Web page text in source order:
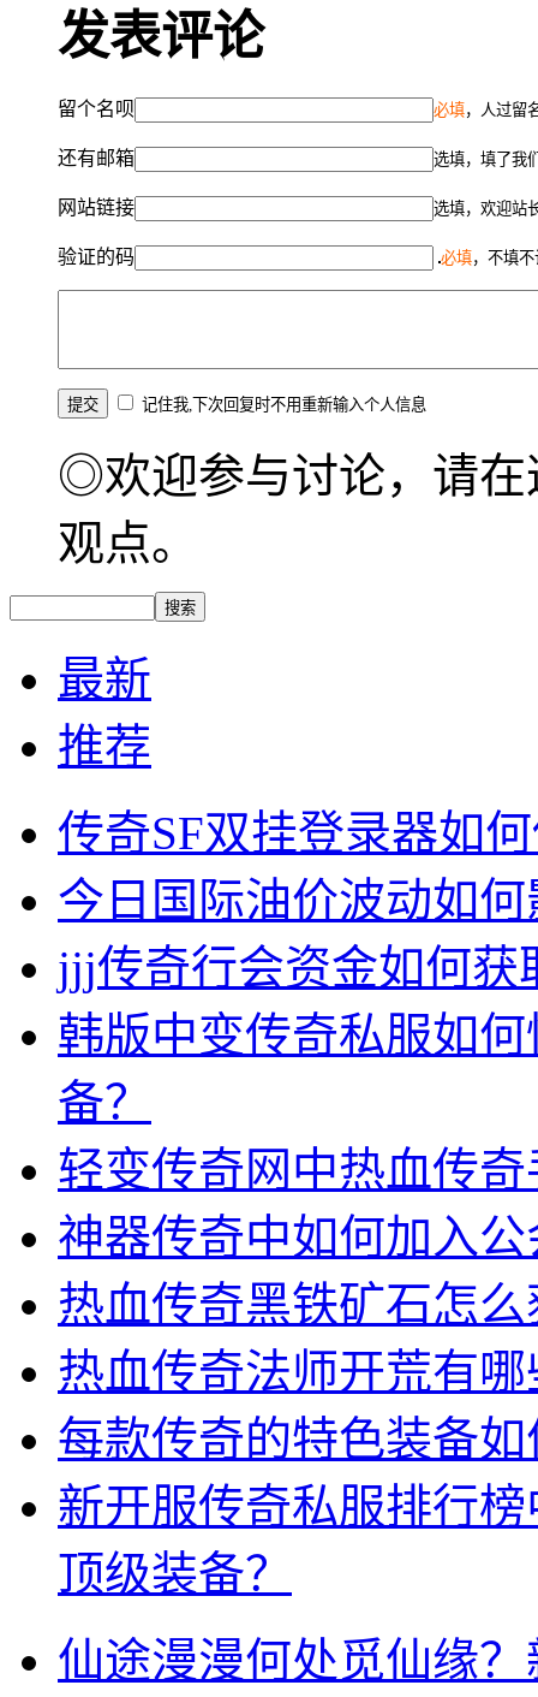
发表评论
留个名呗 必填，人过留
还有邮箱 选填，填了我
网站链接 选填，欢迎站
验证的码 必填，不填
记住我,下次回复时不用重新输入个人信息
◎欢迎参与讨论，请在
观点。
最新
推荐
传奇SF双挂登录器如
今日国际油价波动如
jjj传奇行会资金如何获
韩版中变传奇私服如
备？
轻变传奇网中热血传
神器传奇中如何加入公
热血传奇黑铁矿石怎
热血传奇法师开荒有
每款传奇的特色装备
新开服传奇私服排行
顶级装备？
仙途漫漫何处觅仙缘